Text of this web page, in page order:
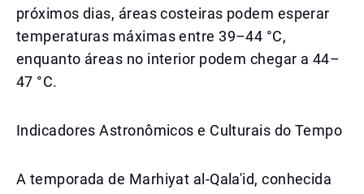
próximos dias, áreas costeiras podem esperar
temperaturas máximas entre 39–44 °C,
enquanto áreas no interior podem chegar a 44–
47 °C.
Indicadores Astronômicos e Culturais do Tempo
A temporada de Marhiyat al-Qala'id, conhecida